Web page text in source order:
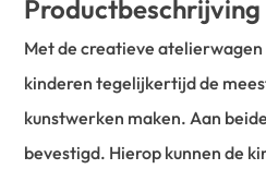
Productbeschrijving
Met de creatieve
kinderen tegelijkertijd de
kunstwerken maken. Aan
bevestigd. Hierop kunnen de